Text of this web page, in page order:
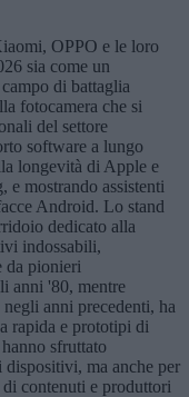
OPPO e le loro
sia come un
di battaglia
fotocamera che si
del settore
software a lungo
longevità di Apple e
e mostrando assistenti
Android. Lo stand
dedicato alla
indossabili,
da pionieri
anni '80, mentre
anni precedenti, ha
rapida e prototipi di
sfruttato
ma anche per
contenuti e produttori